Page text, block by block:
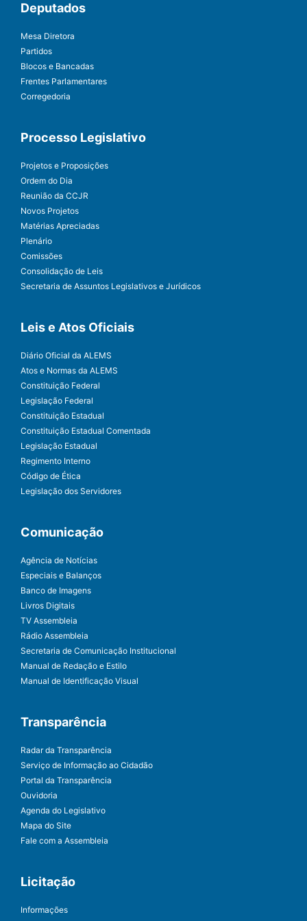
Deputados
Mesa Diretora
Partidos
Blocos e Bancadas
Frentes Parlamentares
Corregedoria
Processo Legislativo
Projetos e Proposições
Ordem do Dia
Reunião da CCJR
Novos Projetos
Matérias Apreciadas
Plenário
Comissões
Consolidação de Leis
Secretaria de Assuntos Legislativos e Jurídicos
Leis e Atos Oficiais
Diário Oficial da ALEMS
Atos e Normas da ALEMS
Constituição Federal
Legislação Federal
Constituição Estadual
Constituição Estadual Comentada
Legislação Estadual
Regimento Interno
Código de Ética
Legislação dos Servidores
Comunicação
Agência de Notícias
Especiais e Balanços
Banco de Imagens
Livros Digitais
TV Assembleia
Rádio Assembleia
Secretaria de Comunicação Institucional
Manual de Redação e Estilo
Manual de Identificação Visual
Transparência
Radar da Transparência
Serviço de Informação ao Cidadão
Portal da Transparência
Ouvidoria
Agenda do Legislativo
Mapa do Site
Fale com a Assembleia
Licitação
Informações